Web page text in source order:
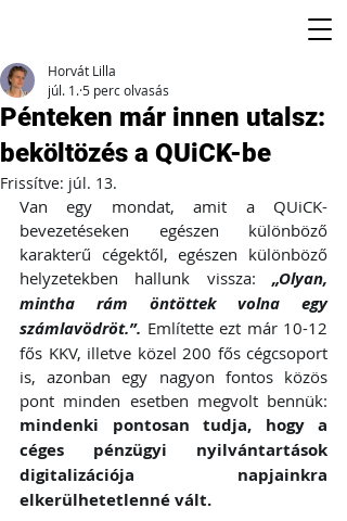
Pénteken már innen utalsz:
beköltözés a QUiCK-be
Horvát Lilla
júl. 1. 5 perc olvasás
Frissítve: júl. 13.
Van egy mondat, amit a QUiCK-
bevezetéseken egészen különböző
karakterű cégektől, egészen különböző
helyzetekben hallunk vissza: „Olyan,
mintha rám öntöttek volna egy
számlavödröt.”. Említette ezt már 10-12
fős KKV, illetve közel 200 fős cégcsoport
is, azonban egy nagyon fontos közös
mindenki pontosan tudja, hogy a
céges pénzügyi nyilvántartások
digitalizációja napjainkra
elkerülhetetlenné vált.